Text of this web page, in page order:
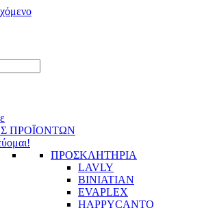
ΠΡΟΪΟΝΤΩΝ
ΠΡΟΣΚΛΗΤΗΡΙΑ
LAVLY
BINIATIAN
EVAPLEX
HAPPYCANTO